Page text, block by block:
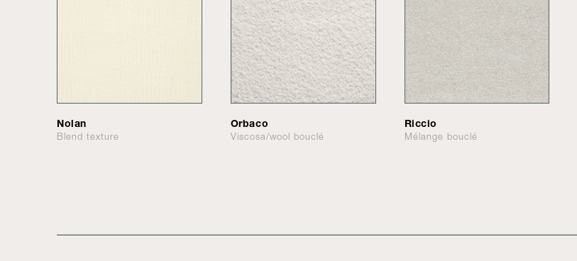
Nolan
Blend texture
Orbaco
Viscosa/wool bouclé
Riccio
Mélange bouclé